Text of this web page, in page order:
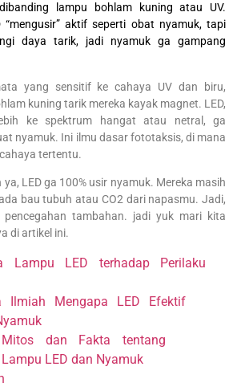
lampu bohlam kuning atau UV.
“mengusir” aktif seperti obat nyamuk, tapi
daya tarik, jadi nyamuk ga gampang
yang sensitif ke cahaya UV dan biru,
kuning tarik mereka kayak magnet. LED,
ke spektrum hangat atau netral, ga
nyamuk. Ini ilmu dasar fototaksis, di mana
tertentu.
LED ga 100% usir nyamuk. Mereka masih
bau tubuh atau CO2 dari napasmu. Jadi,
pencegahan tambahan. jadi yuk mari kita
di artikel ini.
Lampu LED terhadap Perilaku
Ilmiah Mengapa LED Efektif
Mitos dan Fakta tentang
Lampu LED dan Nyamuk